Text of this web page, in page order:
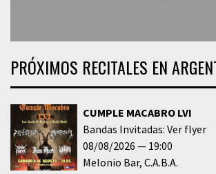
PRÓXIMOS RECITALES EN
CUMPLE MACABRO LVI
Bandas Invitadas: Ver flyer
08/08/2026
19:00
Melonio Bar C.A.B.A.